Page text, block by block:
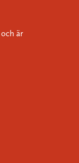
är